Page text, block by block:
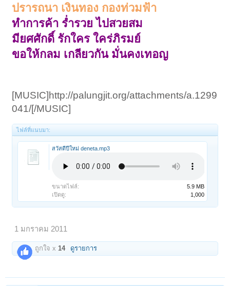
ปรารถนา เงินทอง กองท่วมฟ้า
ทำการค้า ร่ำรวย ไปสวยสม
มียศศักดิ์ รักใคร ใคร่ภิรมย์
ขอให้กลม เกลียวกัน มั่นคงเทอญ
[MUSIC]http://palungjit.org/attachments/a.1299
041/[/MUSIC]
ไฟล์ที่แนบมา:
สวัสดีปีใหม่ deneta.mp3
ขนาดไฟล์:
5.9 MB
เปิดดู:
1,000
1 มกราคม 2011
ถูกใจ x14 ดูรายการ